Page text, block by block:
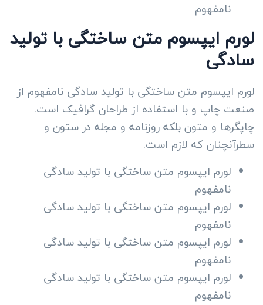
نامفهوم
لورم ایپسوم متن ساختگی با تولید
سادگی
لورم ایپسوم متن ساختگی با تولید سادگی نامفهوم از
صنعت چاپ و با استفاده از طراحان گرافیک است.
چاپگرها و متون بلکه روزنامه و مجله در ستون و
سطرآنچنان که لازم است.
لورم ایپسوم متن ساختگی با تولید سادگی
نامفهوم
لورم ایپسوم متن ساختگی با تولید سادگی
نامفهوم
لورم ایپسوم متن ساختگی با تولید سادگی
نامفهوم
لورم ایپسوم متن ساختگی با تولید سادگی
نامفهوم